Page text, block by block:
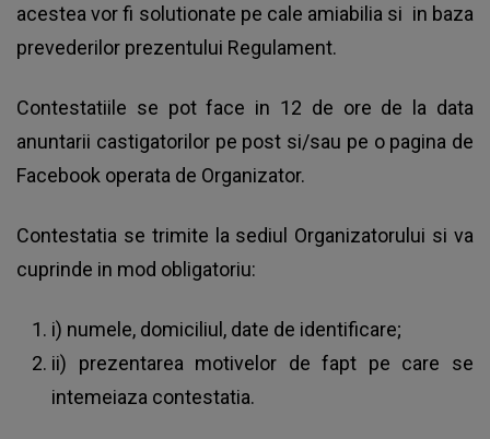
acestea vor fi solutionate pe cale amiabilia si in baza
prevederilor prezentului Regulament.
Contestatiile se pot face in 12 de ore de la data
anuntarii castigatorilor pe post si/sau pe o pagina de
Facebook operata de Organizator.
Contestatia se trimite la sediul Organizatorului si va
cuprinde in mod obligatoriu:
i) numele, domiciliul, date de identificare;
ii) prezentarea motivelor de fapt pe care se
intemeiaza contestatia.